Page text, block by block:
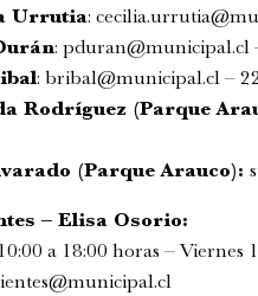
Urrutia:
: pduran@municipal.cl
: bribal@municipal.cl –
Rodríguez (Parque
(Parque Arauco):
– Elisa Osorio:
a 18:00 horas – Viernes
municipal.cl